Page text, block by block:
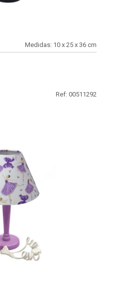
Medidas: 10 x 25 x 36 cm
Ref: 00511292